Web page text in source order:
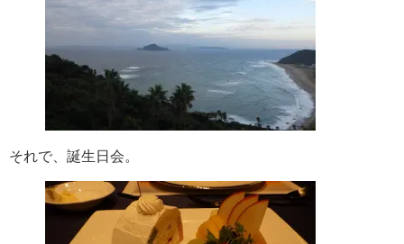
それで、誕生日会。